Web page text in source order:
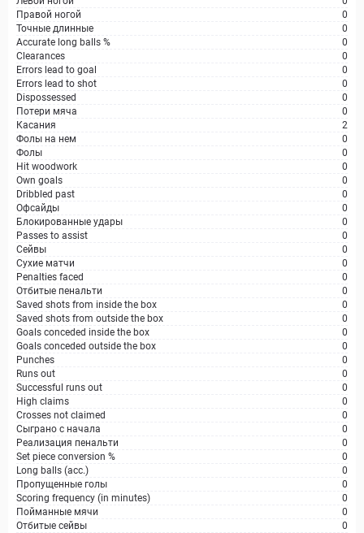
Правой ногой
0
Точные длинные
0
Accurate long balls %
0
Clearances
0
Errors lead to goal
0
Errors lead to shot
0
Dispossessed
0
Потери мяча
0
Касания
2
Фолы на нем
0
Фолы
0
Hit woodwork
0
Own goals
0
Dribbled past
0
Офсайды
0
Блокированные удары
0
Passes to assist
0
Сейвы
0
Сухие матчи
0
Penalties faced
0
Отбитые пенальти
0
Saved shots from inside the box
0
Saved shots from outside the box
0
Goals conceded inside the box
0
Goals conceded outside the box
0
Punches
0
Runs out
0
Successful runs out
0
High claims
0
Crosses not claimed
0
Сыграно с начала
0
Реализация пенальти
0
Set piece conversion %
0
Long balls (acc.)
0
Пропущенные голы
0
Scoring frequency (in minutes)
0
Пойманные мячи
0
Отбитые сейвы
0